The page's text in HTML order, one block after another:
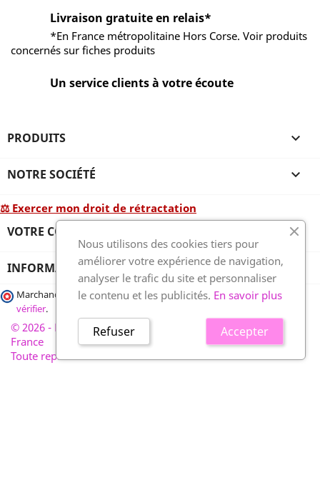
Livraison gratuite en relais*
*En France métropolitaine Hors Corse. Voir produits
concernés sur fiches produits
Un service clients à votre écoute
PRODUITS 
NOTRE SOCIÉTÉ 
⚖ Exercer mon droit de rétractation
VOTRE COMPTE 
INFORMATIONS
Marchand approuvé par la Société des Avis Garantis,cliquez ici pour
vérifier.
© 2026 - France-plaques-funéraires.fr, développé par Wess
France
Toute reproduction interdite
Nous utilisons des cookies tiers pour
améliorer votre expérience de navigation,
analyser le trafic du site et personnaliser
le contenu et les publicités. En savoir plus
Accepter
Refuser